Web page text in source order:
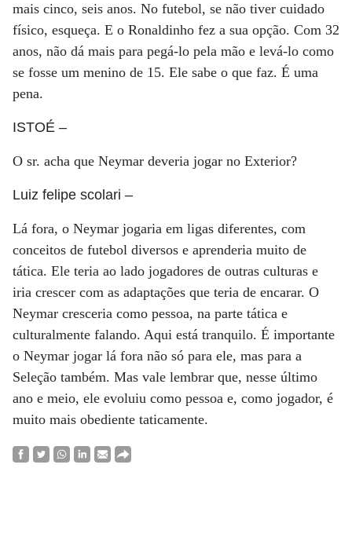
mais cinco, seis anos. No futebol, se não tiver cuidado
físico, esqueça. E o Ronaldinho fez a sua opção. Com 32
anos, não dá mais para pegá-lo pela mão e levá-lo como
se fosse um menino de 15. Ele sabe o que faz. É uma
pena.
ISTOÉ –
O sr. acha que Neymar deveria jogar no Exterior?
Luiz felipe scolari –
Lá fora, o Neymar jogaria em ligas diferentes, com
conceitos de futebol diversos e aprenderia muito de
tática. Ele teria ao lado jogadores de outras culturas e
iria crescer com as adaptações que teria de encarar. O
Neymar cresceria como pessoa, na parte tática e
culturalmente falando. Aqui está tranquilo. É importante
o Neymar jogar lá fora não só para ele, mas para a
Seleção também. Mas vale lembrar que, nesse último
ano e meio, ele evoluiu como pessoa e, como jogador, é
muito mais obediente taticamente.